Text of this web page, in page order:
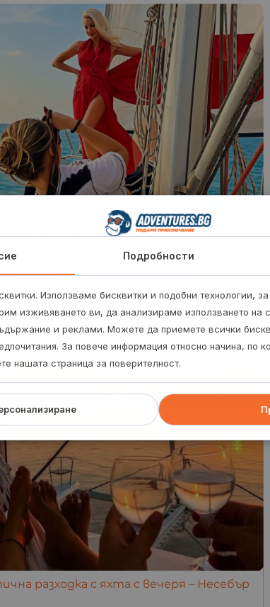
с яхта + професионален
с гледка към безкрайното море!
Край Несебър от350€ /684.55 лв.
разходка с яхта с вечеря – Несебър
Подробности
Използваме бисквитки и подобни технологии,
изживяването ви, да анализираме използването на
и реклами. Можете да приемете всички
За повече информация относно начина, по
нашата страница за поверителност.